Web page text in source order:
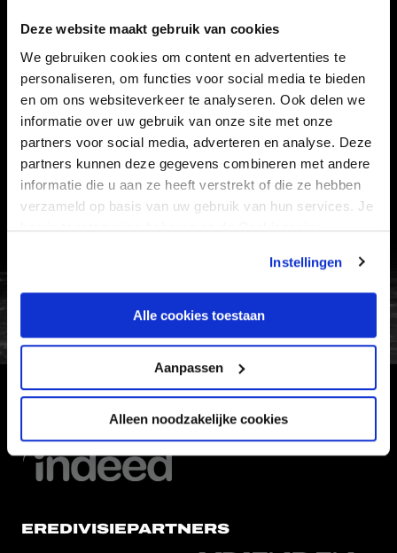
Deze website maakt gebruik van cookies
We gebruiken cookies om content en advertenties te
personaliseren, om functies voor social media te bieden
en om ons websiteverkeer te analyseren. Ook delen we
informatie over uw gebruik van onze site met onze
partners voor social media, adverteren en analyse. Deze
partners kunnen deze gegevens combineren met andere
informatie die u aan ze heeft verstrekt of die ze hebben
verzameld op basis van uw gebruik van hun services. Je
kan je toestemming beheren op de Cookiepagina.
Instellingen
Alle cookies toestaan
Aanpassen
Alleen noodzakelijke cookies
Informatie
VEELGESTELDE VRAGEN
CONTACT
WERKEN BIJ
HOOFDSPONSOR
EREDIVISIEPARTNERS